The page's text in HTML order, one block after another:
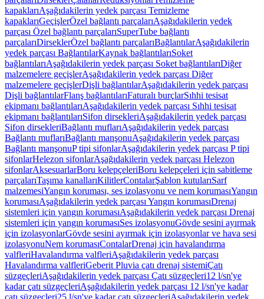
kapaklarıAşağıdakilerin yedek parçası Temizleme
kapaklarıGeçişlerÖzel bağlantı parçalarıAşağıdakilerin yedek
parçası Özel bağlantı parçalarıSuperTube bağlantı
parçalarıDirseklerÖzel bağlantı parçalarıBağlantılarAşağıdakilerin
yedek parçası BağlantılarKaynak bağlantılarıSoket
bağlantılarıAşağıdakilerin yedek parçası Soket bağlantılarıDiğer
malzemelere geçişlerAşağıdakilerin yedek parçası Diğer
malzemelere geçişlerDişli bağlantılarAşağıdakilerin yedek parçası
Dişli bağlantılarFlanş bağlantılarıFaturalı burçlarSıhhi tesisat
ekipmanı bağlantılarıAşağıdakilerin yedek parçası Sıhhi tesisat
ekipmanı bağlantılarıSifon dirsekleriAşağıdakilerin yedek parçası
Sifon dirsekleriBağlantı muflarıAşağıdakilerin yedek parçası
Bağlantı muflarıBağlantı manşonuAşağıdakilerin yedek parçası
Bağlantı manşonuP tipi sifonlarAşağıdakilerin yedek parçası P tipi
sifonlarHelezon sifonlarAşağıdakilerin yedek parçası Helezon
sifonlarAksesuarlarBoru kelepçeleriBoru kelepçeleri için sabitleme
parçalarıTaşıma kanallarıKilitlerContalarŞablon kutularıSarf
malzemesiYangın koruması, ses izolasyonu ve nem korumasıYangın
korumasıAşağıdakilerin yedek parçası Yangın korumasıDrenaj
sistemleri için yangın korumasıAşağıdakilerin yedek parçası Drenaj
sistemleri için yangın korumasıSes izolasyonuGövde sesini ayırmak
için izolasyonlarGövde sesini ayırmak için izolasyonlar ve hava sesi
izolasyonuNem korumasıContalarDrenaj için havalandırma
valfleriHavalandırma valfleriAşağıdakilerin yedek parçası
Havalandırma valfleriGeberit Pluvia çatı drenaj sistemiÇatı
süzgeçleriAşağıdakilerin yedek parçası Çatı süzgeçleri12 l/sn'ye
kadar çatı süzgeçleriAşağıdakilerin yedek parçası 12 l/sn'ye kadar
çatı süzgeçleri25 l/sn'ye kadar çatı süzgeçleriAşağıdakilerin yedek